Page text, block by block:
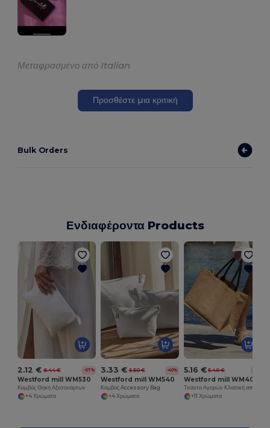
Μεταφρασμένο από Italian
Προσθέστε μια κριτική
Bulk Orders
Ενδιαφέροντα Products
2.12 € 6.44 € -67%
Westford mill WM530
Καμβάς Θήκη Αξεσουάρτων
+4 Χρώματα
3.33 € 5.50 € -40%
Westford mill WM540
Καμβάς Accessory Bag
+4 Χρώματα
5.16 € 5.40 € -4%
Westford mill WM407
+11 Χρώματα